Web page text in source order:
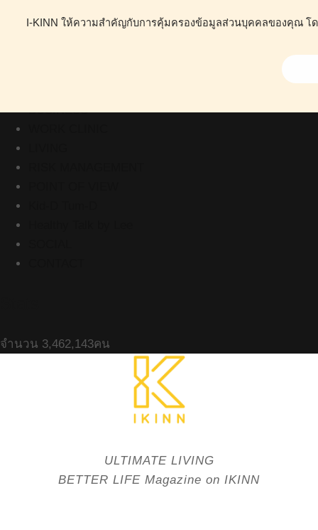
I-KINN ให้ความสำคัญกับการคุ้มครองข้อมูลส่วนบุคคลของคุณ โ
BUSINESS
จำนวน 3,462,143คน
ULTIMATE LIVING
BETTER LIFE Magazine on IKINN